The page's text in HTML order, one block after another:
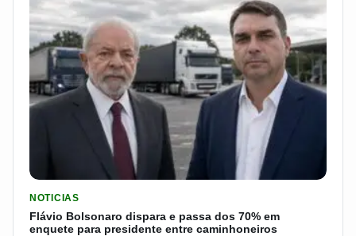
NOTICIAS
Flávio Bolsonaro dispara e passa dos 70% em
enquete para presidente entre caminhoneiros